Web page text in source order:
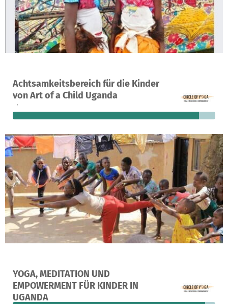
Achtsamkeitsbereich für die Kinder
von Art of a Child Uganda
Ein Projekt in Kampala, Uganda
10 92 %
finanziert fehlen noch
YOGA, MEDITATION UND
EMPOWERMENT FÜR KINDER IN
UGANDA
Ein Projekt in kampala, Uganda
127
Spenden
95 %
fehlen noch